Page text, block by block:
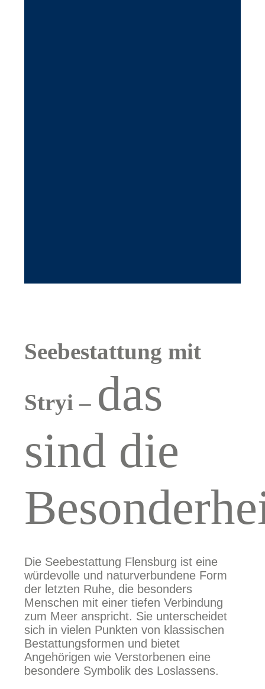
Seebestattung mit
Stryi – das
sind die
Die Seebestattung Flensburg ist eine
würdevolle und naturverbundene Form
der letzten Ruhe, die besonders
Menschen mit einer tiefen Verbindung
zum Meer anspricht. Sie unterscheidet
sich in vielen Punkten von klassischen
Bestattungsformen und bietet
Angehörigen wie Verstorbenen eine
besondere Symbolik des Loslassens.